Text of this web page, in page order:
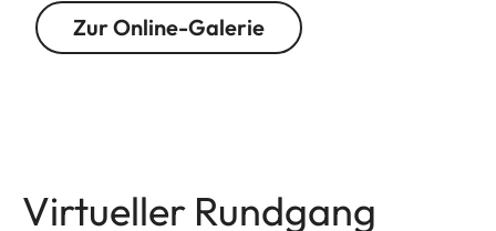
Zur Online-Galerie
Virtueller Rundgang